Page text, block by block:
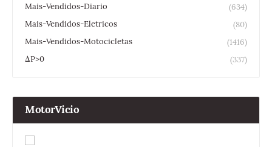
Mais-Vendidos-Diario
(634)
Mais-Vendidos-Eletricos
(80)
Mais-Vendidos-Motocicletas
(1416)
ΔP>0
(337)
MotorVicio